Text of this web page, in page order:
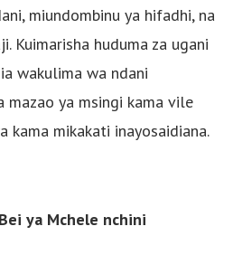
miundombinu ya hifadhi, na
Kuimarisha huduma za ugani
wakulima wa ndani
mazao ya msingi kama vile
kama mikakati inayosaidiana.
ya Mchele nchini